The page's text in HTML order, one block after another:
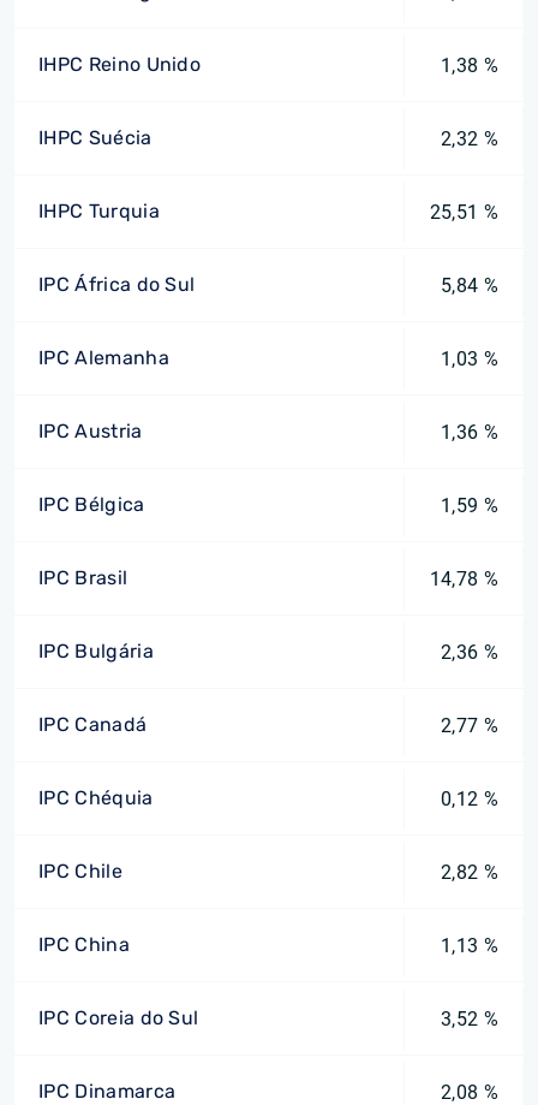
IHPC Reino Unido 1,38 %
IHPC Suécia 2,32 %
IHPC Turquia 25,51 %
IPC África do Sul 5,84 %
IPC Alemanha 1,03 %
IPC Austria 1,36 %
IPC Bélgica 1,59 %
IPC Brasil 14,78 %
IPC Bulgária 2,36 %
IPC Canadá 2,77 %
IPC Chéquia 0,12 %
IPC Chile 2,82 %
IPC China 1,13 %
IPC Coreia do Sul 3,52 %
IPC Dinamarca 2,08 %